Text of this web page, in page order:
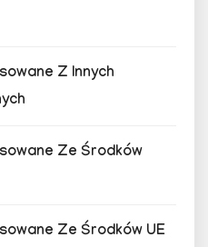
Z Innych
Ze Środków
Ze Środków UE